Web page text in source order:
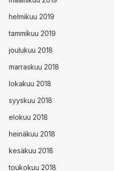
helmikuu 2019
tammikuu 2019
joulukuu 2018
marraskuu 2018
lokakuu 2018
syyskuu 2018
elokuu 2018
heinäkuu 2018
kesäkuu 2018
toukokuu 2018